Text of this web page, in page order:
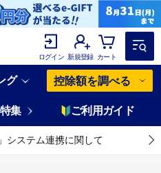
ログイン 新規登録 カート
グ 控除額を調べる
特集 ご利用ガイド
システム連携に関して